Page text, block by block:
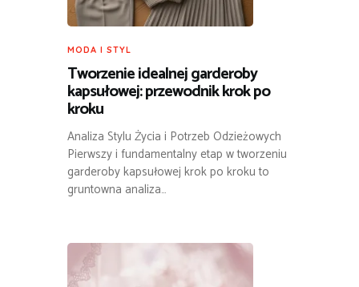
MODA I STYL
Tworzenie idealnej garderoby
kapsułowej: przewodnik krok po
kroku
Analiza Stylu Życia i Potrzeb Odzieżowych
Pierwszy i fundamentalny etap w tworzeniu
garderoby kapsułowej krok po kroku to
gruntowna analiza…